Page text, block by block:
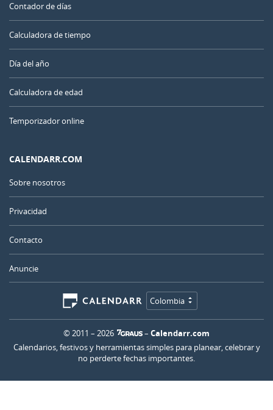
Contador de días
Calculadora de tiempo
Día del año
Calculadora de edad
Temporizador online
CALENDARR.COM
Sobre nosotros
Privacidad
Contacto
Anuncie
Colombia
© 2011 – 2026 – Calendarr.com
Calendarios, festivos y herramientas simples para planear, celebrar y
no perderte fechas importantes.